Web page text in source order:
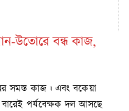
উতোরে বন্ধ কাজ,
সমস্ত কাজ। এবং বকেয়া
বারেই পর্যবেক্ষক দল আসছে